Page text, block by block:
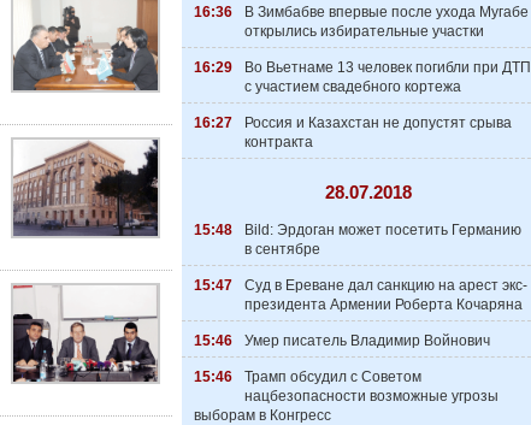
16:36
В Зимбабве впервые после ухода Мугабе
открылись избирательные участки
16:29
Во Вьетнаме 13 человек погибли при ДТП
с участием свадебного кортежа
16:27
Россия и Казахстан не допустят срыва
контракта
28.07.2018
15:48
Bild: Эрдоган может посетить Германию
в сентябре
15:47
Суд в Ереване дал санкцию на арест экс-
президента Армении Роберта Кочаряна
15:46 Умер писатель Владимир Войнович
15:46
Трамп обсудил с Советом
нацбезопасности возможные угрозы
выборам в Конгресс